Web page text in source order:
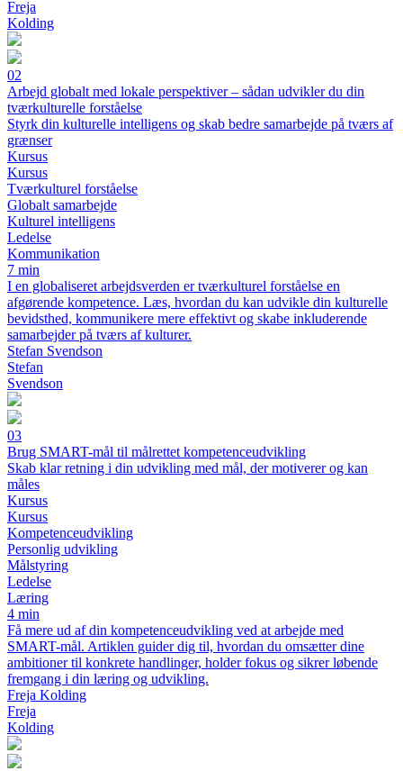
Freja
Kolding
02
Arbejd globalt med lokale perspektiver – sådan udvikler du din
tværkulturelle forståelse
Styrk din kulturelle intelligens og skab bedre samarbejde på tværs af
grænser
Kursus
Kursus
Tværkulturel forståelse
Globalt samarbejde
Kulturel intelligens
Ledelse
Kommunikation
7 min
I en globaliseret arbejdsverden er tværkulturel forståelse en
afgørende kompetence. Læs, hvordan du kan udvikle din kulturelle
bevidsthed, kommunikere mere effektivt og skabe inkluderende
samarbejder på tværs af kulturer.
Stefan Svendson
Stefan
Svendson
03
Brug SMART-mål til målrettet kompetenceudvikling
Skab klar retning i din udvikling med mål, der motiverer og kan
måles
Kursus
Kursus
Kompetenceudvikling
Personlig udvikling
Målstyring
Ledelse
Læring
4 min
Få mere ud af din kompetenceudvikling ved at arbejde med
SMART-mål. Artiklen guider dig til, hvordan du omsætter dine
ambitioner til konkrete handlinger, holder fokus og sikrer løbende
fremgang i din læring og udvikling.
Freja Kolding
Freja
Kolding